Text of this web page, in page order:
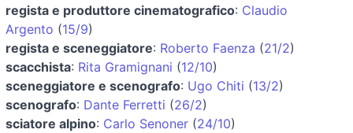
regista e produttore cinematografico: Claudio
Argento (15/9)
regista e sceneggiatore: Roberto Faenza (21/2)
scacchista: Rita Gramignani (12/10)
sceneggiatore e scenografo: Ugo Chiti (13/2)
scenografo: Dante Ferretti (26/2)
sciatore alpino: Carlo Senoner (24/10)